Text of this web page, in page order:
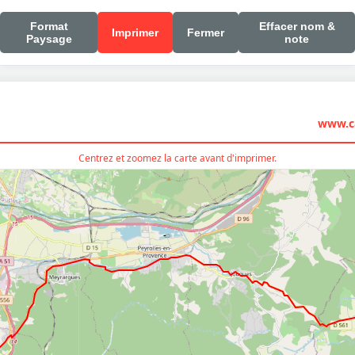
Format
Paysage
Imprimer Fermer
Effacer nom &
note
Centrez et zoomez la carte avant d'imprimer.